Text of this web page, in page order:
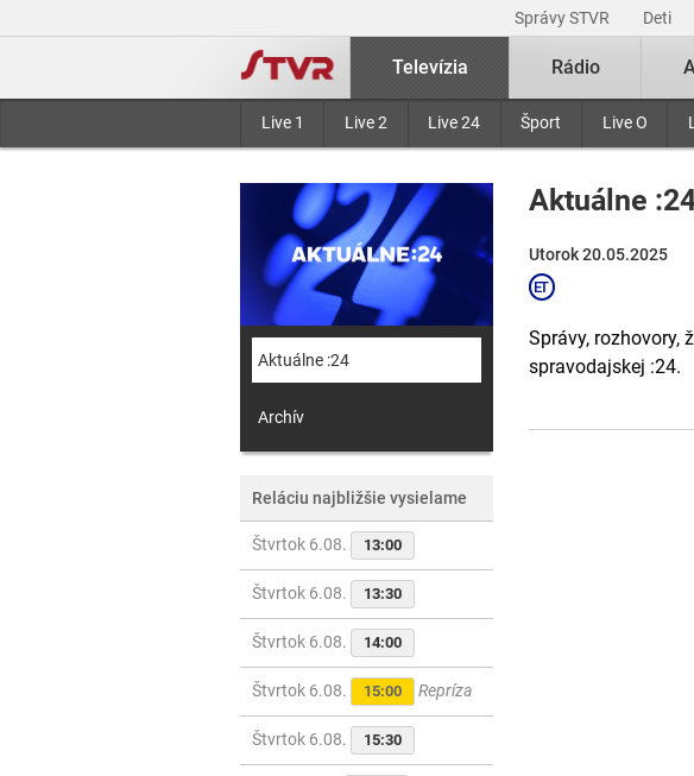
Správy STVR Deti
Televízia
Live 1 Live 2 Live 24 Šport Live O
Rádio
Aktuálne :24
Archív
Reláciu najbližšie vysielame
Štvrtok 6.08. 13:00
Štvrtok 6.08. 13:30
Štvrtok 6.08. 14:00
Štvrtok 6.08. 15:00 Repríza
Štvrtok 6.08. 15:30
Aktuálne
Utorok 20.05.2025
Správy, rozhovory,
spravodajskej :24.